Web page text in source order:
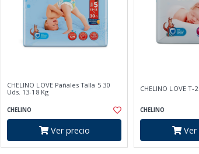
CHELINO LOVE Pañales Talla 5 30
Uds. 13-18 Kg
CHELINO
Ver precio
CHELINO LOVE T-
CHELINO
Ver